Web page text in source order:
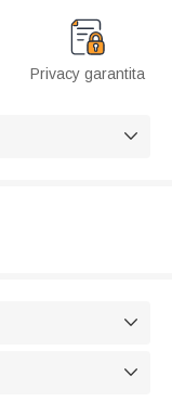
Privacy garantita


